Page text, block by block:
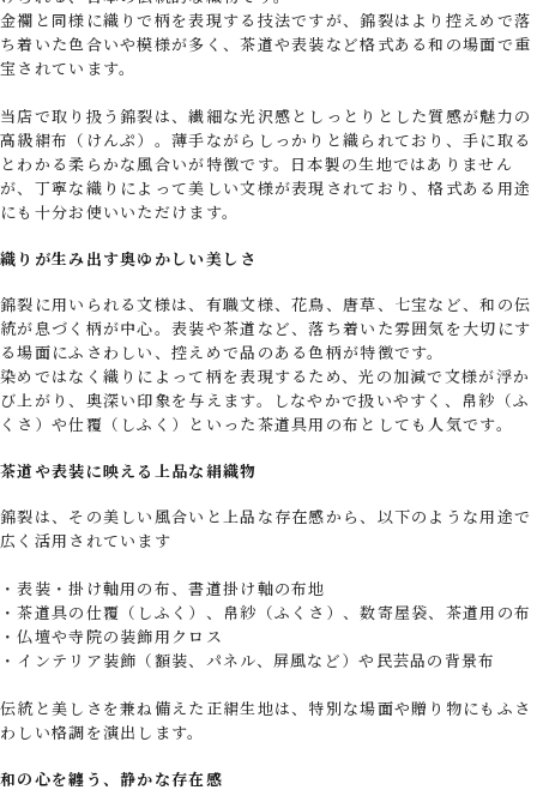
金襴と同様に織りで柄を表現する技法ですが、錦裂はより控えめで落
ち着いた色合いや模様が多く、茶道や表装など格式ある和の場面で重
宝されています。
当店で取り扱う錦裂は、繊細な光沢感としっとりとした質感が魅力の
高級絹布（けんぷ）。薄手ながらしっかりと織られており、手に取る
とわかる柔らかな風合いが特徴です。日本製の生地ではありません
が、丁寧な織りによって美しい文様が表現されており、格式ある用途
にも十分お使いいただけます。
織りが生み出す奥ゆかしい美しさ
錦裂に用いられる文様は、有職文様、花鳥、唐草、七宝など、和の伝
統が息づく柄が中心。表装や茶道など、落ち着いた雰囲気を大切にす
る場面にふさわしい、控えめで品のある色柄が特徴です。
染めではなく織りによって柄を表現するため、光の加減で文様が浮か
び上がり、奥深い印象を与えます。しなやかで扱いやすく、帛紗（ふ
くさ）や仕覆（しふく）といった茶道具用の布としても人気です。
茶道や表装に映える上品な絹織物
錦裂は、その美しい風合いと上品な存在感から、以下のような用途で
広く活用されています
・表装・掛け軸用の布、書道掛け軸の布地
・茶道具の仕覆（しふく）、帛紗（ふくさ）、数寄屋袋、茶道用の布
・仏壇や寺院の装飾用クロス
・インテリア装飾（額装、パネル、屏風など）や民芸品の背景布
伝統と美しさを兼ね備えた正絹生地は、特別な場面や贈り物にもふさ
わしい格調を演出します。
和の心を纏う、静かな存在感